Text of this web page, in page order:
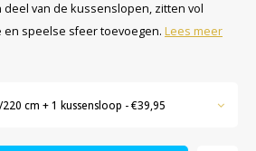
van de kussenslopen, zitten vol
speelse sfeer toevoegen. Lees meer
cm + 1 kussensloop - €39,95